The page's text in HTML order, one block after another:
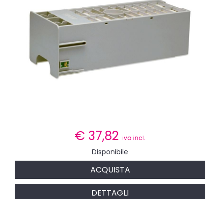
€ 37,82 iva incl.
Disponibile
ACQUISTA
DETTAGLI